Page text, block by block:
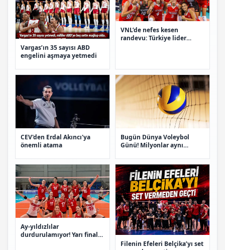
Vargas’ın 35 sayısı ABD
engelini aşmaya yetmedi
VNL’de nefes kesen
randevu: Türkiye lider
CEV'den Erdal Akıncı'ya
önemli atama
Bugün Dünya Voleybol
Günü! Milyonlar aynı
Ay-yıldızlılar
durdurulamıyor! Yarı finale
Filenin Efeleri Belçika’yı set